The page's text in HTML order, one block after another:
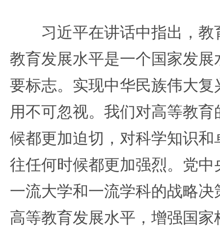
习近平在讲话中指出，教
教育发展水平是一个国家发
要标志。实现中华民族伟大
用不可忽视。我们对高等教
候都更加迫切，对科学知识
往任何时候都更加强烈。党
一流大学和一流学科的战略
高等教育发展水平，增强国家